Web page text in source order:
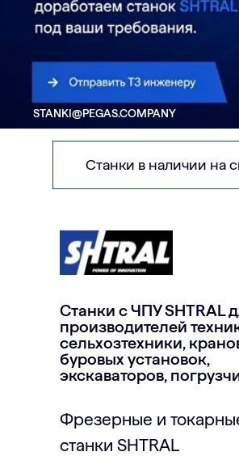
Станки в наличии на
Станки с ЧПУ SHTRAL
производителей
сельхозтехники,
буровых установок,
экскаваторов,
Фрезерные и
станки SHTRAL